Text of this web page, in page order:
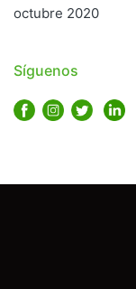
octubre 2020
Síguenos